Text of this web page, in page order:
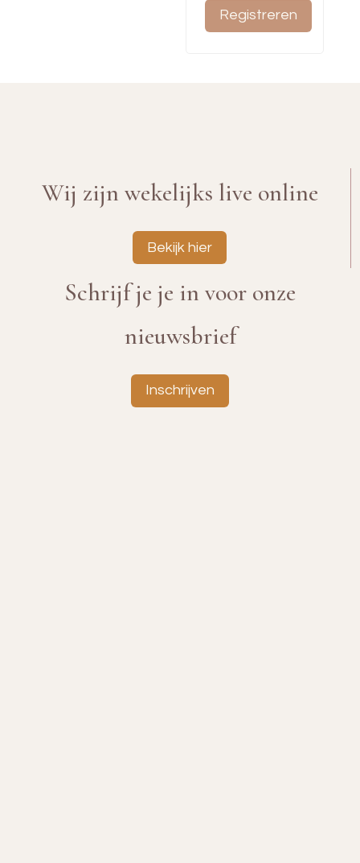
Registreren
Wij zijn wekelijks live online
Bekijk hier
Schrijf je je in voor onze
nieuwsbrief
Inschrijven